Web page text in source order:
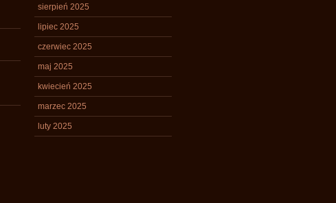
sierpień 2025
lipiec 2025
czerwiec 2025
maj 2025
kwiecień 2025
marzec 2025
luty 2025